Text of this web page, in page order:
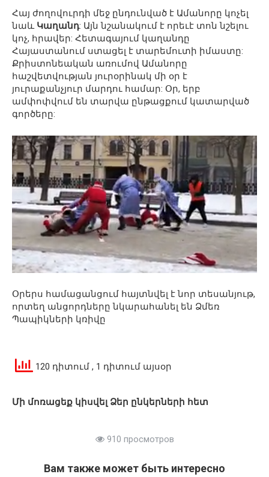
Հայ ժողովուրդի մեջ ընդունված է Ամանորը կոչել
նաև Կաղանդ: Այն նշանակում է որեւէ տոն նշելու
կոչ, հրավեր: Հետագայում կաղանդը
Հայաստանում ստացել է տարեմուտի իմաստը:
Քրիստոնեական առումով Ամանորը
հաշվետվության յուրօրինակ մի օր է
յուրաքանչյուր մարդու համար: Օր, երբ
ամփոփվում են տարվա ընթացքում կատարված
գործերը:
Օրերս համացանցում հայտնվել է նոր տեսանյութ,
որտեղ անցորդները նկարահանել են Ձմեռ
Պապիկների կռիվը
120 դիտում , 1 դիտում այսօր
Մի մոռացեք կիսվել Ձեր ընկերների հետ
910 просмотров
Вам также может быть интересно